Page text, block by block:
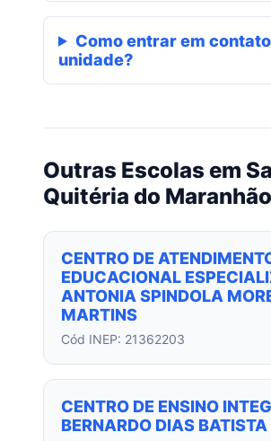
Como entrar em
unidade?
Outras Escolas em
Quitéria do Maranhão
CENTRO DE
EDUCACIONAL
ANTONIA SPINDOLA
MARTINS
Cód INEP: 21362203
CENTRO DE ENSINO
BERNARDO DIAS BATISTA